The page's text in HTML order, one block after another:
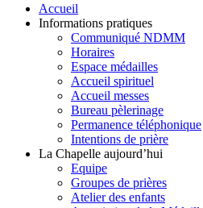
Accueil
Informations pratiques
Communiqué NDMM
Horaires
Espace médailles
Accueil spirituel
Accueil messes
Bureau pèlerinage
Permanence téléphonique
Intentions de prière
La Chapelle aujourd’hui
Equipe
Groupes de prières
Atelier des enfants